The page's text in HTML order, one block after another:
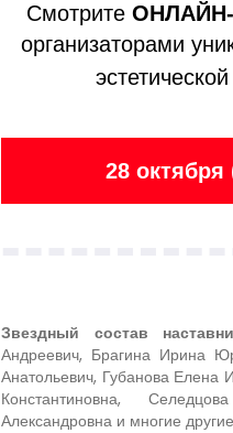
Смотрите
организаторами
28
Звездный состав
Андреевич, Брагина Ирина
Анатольевич, Губанова Елена
Константиновна,
Александровна и многие